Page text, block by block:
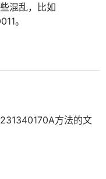
混乱，比如
。
方法的文